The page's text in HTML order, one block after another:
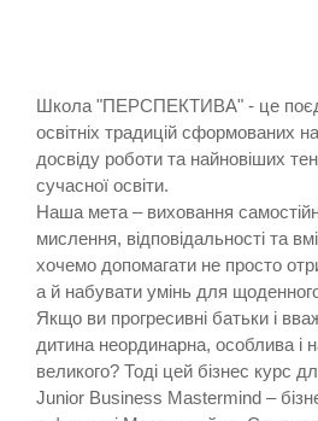
Школа "ПЕРСПЕКТИВА" - це
освітніх традицій сформованих
досвіду роботи та найновіших
сучасної освіти.
Наша мета – виховання
мислення, відповідальності та
хочемо допомагати не просто
а й набувати умінь для
Якщо ви прогресивні батьки і
дитина неординарна, особлива і
великого? Тоді цей бізнес курс
Junior Business Mastermind –